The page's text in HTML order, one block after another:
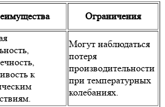
Ограничения
к
Могут наблюдаться
потеря
производительности
при температурных
колебаниях.